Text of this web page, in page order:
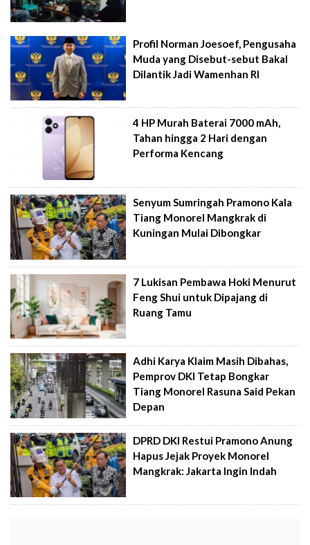
Profil Norman Joesoef, Pengusaha
Muda yang Disebut-sebut Bakal
Dilantik Jadi Wamenhan RI
4 HP Murah Baterai 7000 mAh,
Tahan hingga 2 Hari dengan
Performa Kencang
Senyum Sumringah Pramono Kala
Tiang Monorel Mangkrak di
Kuningan Mulai Dibongkar
7 Lukisan Pembawa Hoki Menurut
Feng Shui untuk Dipajang di
Ruang Tamu
Adhi Karya Klaim Masih Dibahas,
Pemprov DKI Tetap Bongkar
Tiang Monorel Rasuna Said Pekan
Depan
DPRD DKI Restui Pramono Anung
Hapus Jejak Proyek Monorel
Mangkrak: Jakarta Ingin Indah